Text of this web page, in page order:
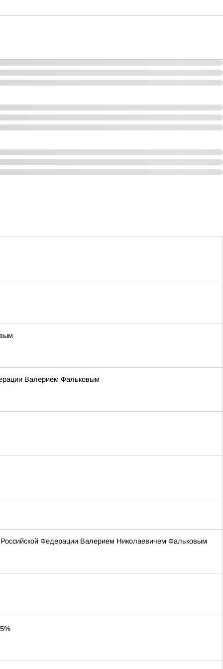
Валерием Фальковым
Федерации Валерием Николаевичем Фальковым